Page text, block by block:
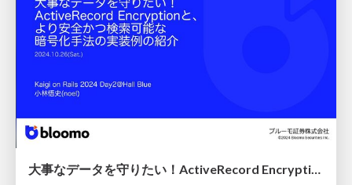
大事なデータを守りたい！ActiveRecord Encryptionと、より安全かつ検索可能な暗号化手法の実装例の紹介